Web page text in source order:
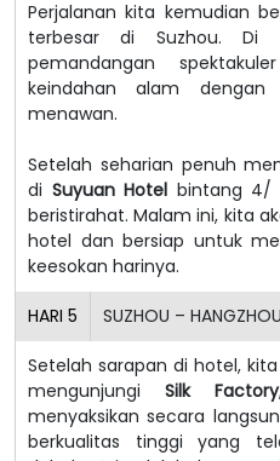
Perjalanan kita kemudian
terbesar di Suzhou. Di
pemandangan
keindahan alam
menawan.
Setelah seharian penuh
di Suyuan Hotel bintang 4/
beristirahat. Malam ini, kita
hotel dan bersiap untuk
keesokan harinya.
HARI 5 SUZHOU –
Setelah sarapan di hotel,
mengunjungi Silk Factory
menyaksikan secara
berkualitas tinggi yang